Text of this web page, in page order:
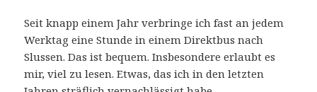
Seit knapp einem Jahr verbringe ich fast an jedem
Werktag eine Stunde in einem Direktbus nach
Slussen. Das ist bequem. Insbesondere erlaubt es
mir, viel zu lesen. Etwas, das ich in den letzten